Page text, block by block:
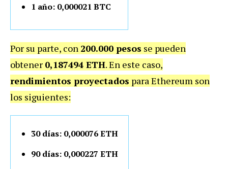
1 año: 0,000021 BTC
Por su parte, con 200.000 pesos se pueden
obtener 0,187494 ETH. En este caso,
rendimientos proyectados para Ethereum son
los siguientes:
30 días: 0,000076 ETH
90 días: 0,000227 ETH